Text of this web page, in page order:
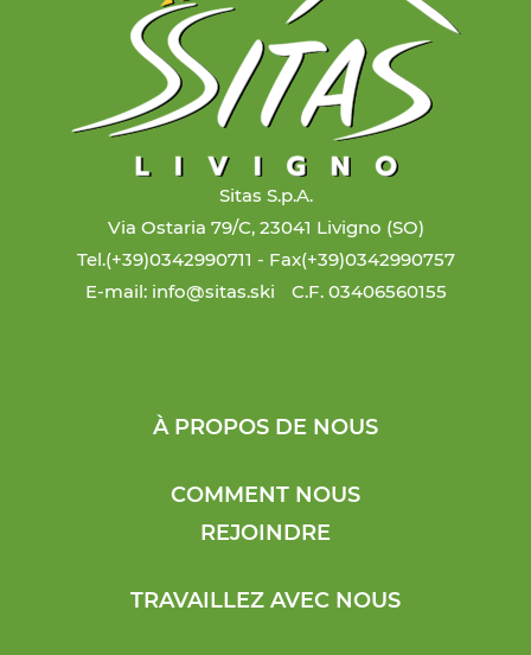
Sitas S.p.A.
Via Ostaria 79/C, 23041 Livigno (SO)
Tel.(+39)0342990711 - Fax(+39)0342990757
E-mail: info@sitas.ski
C.F. 03406560155
À PROPOS DE NOUS
COMMENT NOUS
REJOINDRE
TRAVAILLEZ AVEC NOUS